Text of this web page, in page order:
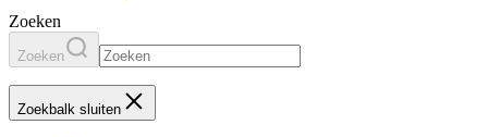
Zoeken
Zoeken
Zoekbalk sluiten